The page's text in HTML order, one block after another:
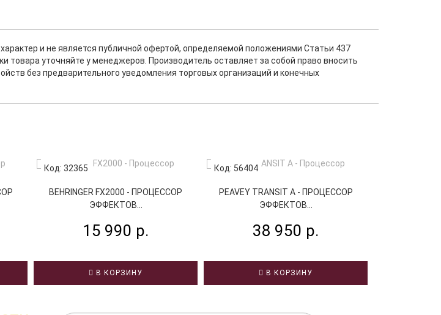
и не является публичной офертой, определяемой положениями Статьи 437
товара уточняйте у менеджеров. Производитель оставляет за собой право вносить
без предварительного уведомления торговых организаций и конечных
Код: 32365
BEHRINGER FX2000 - ПРОЦЕССОР
ЭФФЕКТОВ...
15 990 р.
В КОРЗИНУ
Код: 56404
PEAVEY TRANSIT A - ПРОЦЕССОР
ЭФФЕКТОВ...
38 950 р.
В КОРЗИНУ